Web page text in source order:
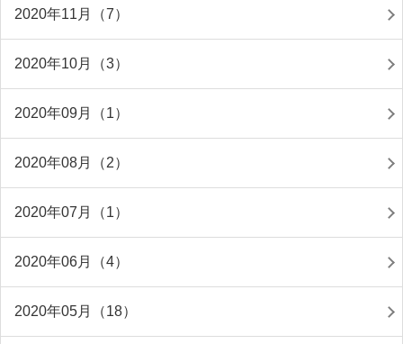
2020年11月（7）
2020年10月（3）
2020年09月（1）
2020年08月（2）
2020年07月（1）
2020年06月（4）
2020年05月（18）